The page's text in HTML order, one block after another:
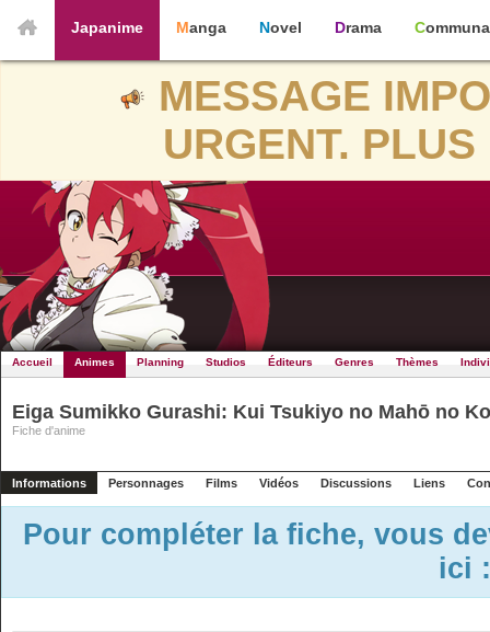
Japanime Manga Novel Drama
MESSAGE
URGENT.
Accueil Animes Planning Studios Éditeurs Genres Thèmes
Eiga Sumikko Gurashi: Kui Tsukiyo no Mahō no Ko
Fiche d'anime
Informations Personnages Films Vidéos Discussions Liens
Pour compléter la fiche, vous
ici